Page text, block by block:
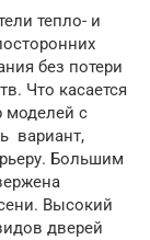
тепло- и
без потери
Что касается
моделей с
вариант,
Большим
Высокий
дверей